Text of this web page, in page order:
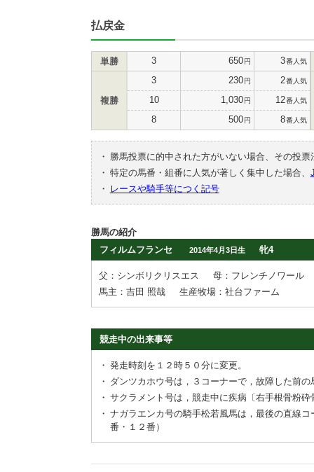
払戻金
単勝 3 650円 3番人気
複勝
3 230円 2番人気
10 1,030円 12番人気
8 500円 8番人気
・
勝馬投票に的中された方がいない場合、その投
・ 特定の馬番・組番に人気が著しく集中した場合、
・
レースや騎手等につく記号
勝馬の紹介
フィルムフランセ
2014年4月3日生 牝4
父：シンボリクリスエス
母：フレンチノワール
馬主：吉田 照哉
生産牧場：社台ファーム
競走中の出来事等
・ 発走時刻を１２時５０分に変更。
・ ダンツカホウ号は，３コーナーで，故障した前
・ サクラメント号は，競走中に疾病〔右手根骨粉
・ ナガラエンカ号の騎手松若風馬は，最後の直線
番・１２番）